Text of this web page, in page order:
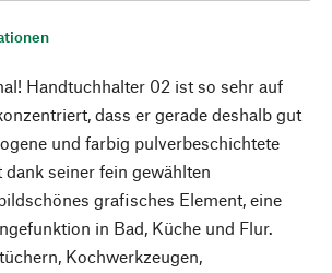
Handtuchhalter 02 ist so sehr auf
dass er gerade deshalb gut
und farbig pulverbeschichtete
seiner fein gewählten
grafisches Element, eine
in Bad, Küche und Flur.
Kochwerkzeugen,